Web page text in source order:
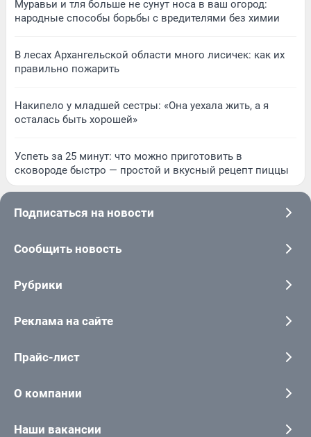
Муравьи и тля больше не сунут носа в ваш огород:
народные способы борьбы с вредителями без химии
В лесах Архангельской области много лисичек: как их
правильно пожарить
Накипело у младшей сестры: «Она уехала жить, а я
осталась быть хорошей»
Успеть за 25 минут: что можно приготовить в
сковороде быстро — простой и вкусный рецепт пиццы
Подписаться на новости
Сообщить новость
Рубрики
Реклама на сайте
Прайс-лист
О компании
Наши вакансии